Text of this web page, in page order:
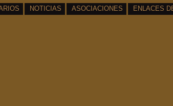
NOTICIAS ASOCIACIONES
ENLACES